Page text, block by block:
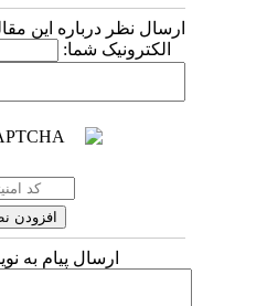
ارسال نظر درباره این
الکترونیک شما:
ارسال پیام به